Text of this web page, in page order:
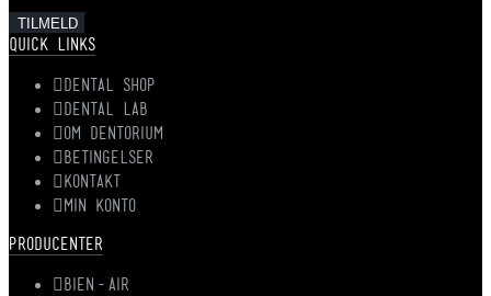
QUICK LINKS
DENTAL SHOP
DENTAL LAB
OM DENTORIUM
BETINGELSER
KONTAKT
MIN KONTO
PRODUCENTER
BIEN-AIR